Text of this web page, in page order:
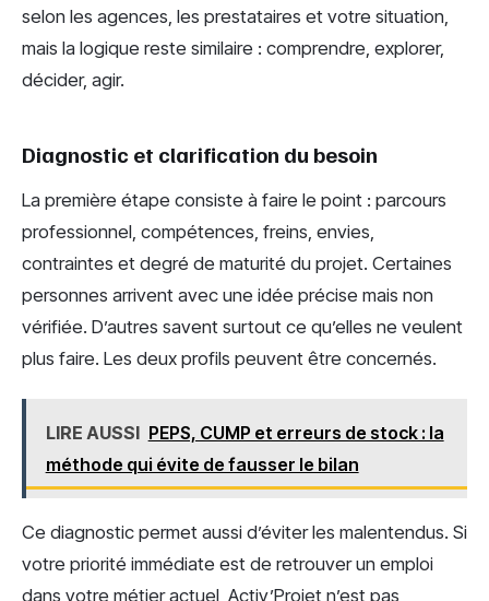
selon les agences, les prestataires et votre situation,
mais la logique reste similaire : comprendre, explorer,
décider, agir.
Diagnostic et clarification du besoin
La première étape consiste à faire le point : parcours
professionnel, compétences, freins, envies,
contraintes et degré de maturité du projet. Certaines
personnes arrivent avec une idée précise mais non
vérifiée. D’autres savent surtout ce qu’elles ne veulent
plus faire. Les deux profils peuvent être concernés.
LIRE AUSSI PEPS, CUMP et erreurs de stock : la
méthode qui évite de fausser le bilan
Ce diagnostic permet aussi d’éviter les malentendus. Si
votre priorité immédiate est de retrouver un emploi
dans votre métier actuel, Activ’Projet n’est pas